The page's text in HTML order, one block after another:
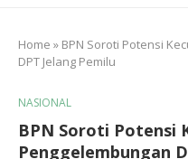
Home » BPN Soroti Potensi
DPT Jelang Pemilu
NASIONAL
BPN Soroti Potensi
Penggelembungan